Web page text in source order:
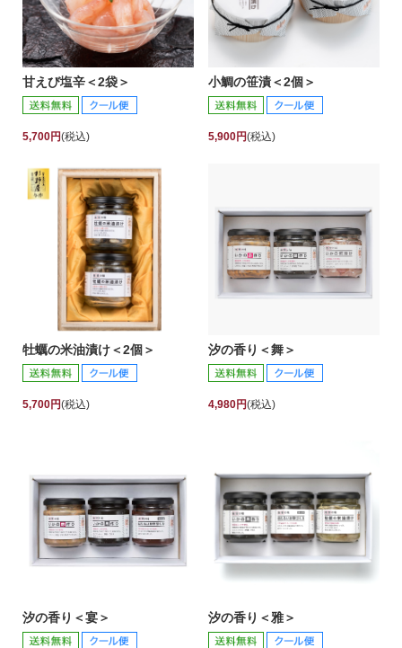
甘えび塩辛＜2袋＞
5,700円(税込)
小鯛の笹漬＜2個＞
5,900円(税込)
牡蠣の米油漬け＜2個＞
5,700円(税込)
汐の香り＜舞＞
4,980円(税込)
汐の香り＜宴＞ 汐の香り＜雅＞